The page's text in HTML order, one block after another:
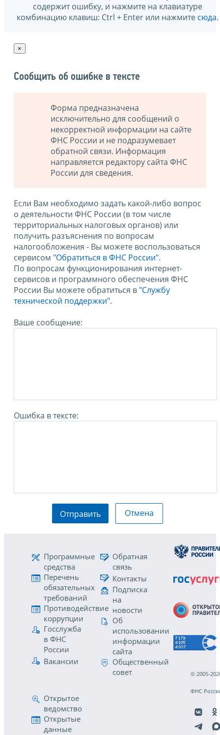
содержит ошибку, и нажмите на клавиатуре
комбинацию клавиш: Ctrl + Enter или нажмите сюда.
×
Сообщить об ошибке в тексте
Форма предназначена
исключительно для сообщений о
некорректной информации на сайте
ФНС России и не подразумевает
обратной связи. Информация
направляется редактору сайта ФНС
России для сведения.
Если Вам необходимо задать какой-либо вопрос
о деятельности ФНС России (в том числе
территориальных налоговых органов) или
получить разъяснения по вопросам
налогообложения - Вы можете воспользоваться
сервисом "Обратиться в ФНС России".
По вопросам функционирования интернет-
сервисов и программного обеспечения ФНС
России Вы можете обратиться в "Службу
технической поддержки".
Ваше сообщение:
Ошибка в тексте:
Отправить Отмена
Программные
средства
Перечень
обязательных
требований
Противодействие
коррупции
Госслужба
в ФНС
России
Вакансии
Обратная
связь
Контакты
Подписка
на
новости
Об
использовании
информации
сайта
Общественный
совет
Открытое
ведомство
Открытые
данные
© 2005-
ФНС